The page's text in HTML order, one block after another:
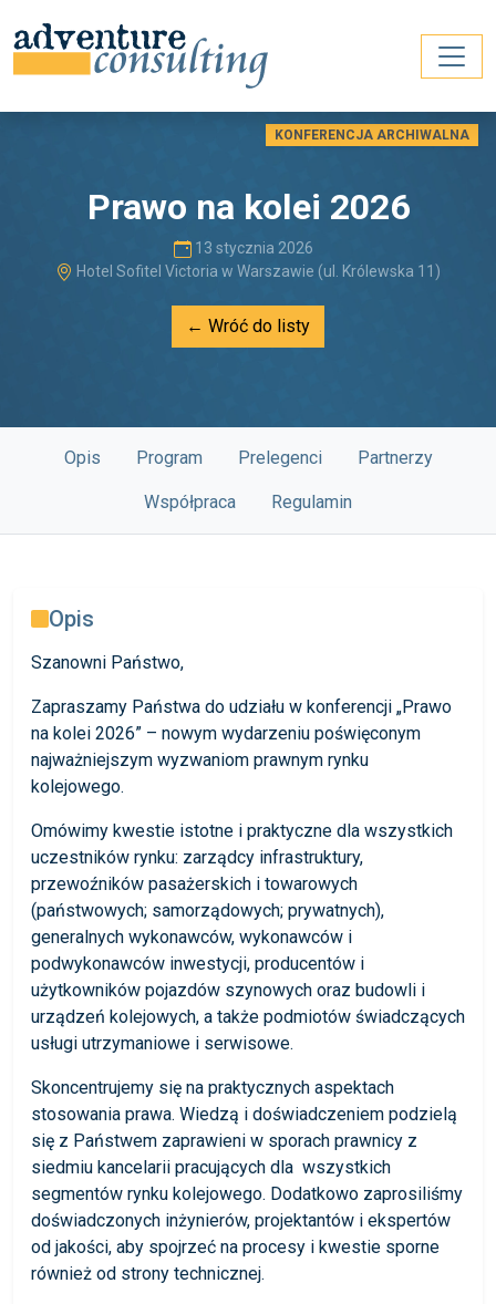
KONFERENCJA ARCHIWALNA
Prawo na kolei 2026
13 stycznia 2026
Hotel Sofitel Victoria w Warszawie (ul. Królewska 11)
← Wróć do listy
Opis Program Prelegenci Partnerzy
Współpraca Regulamin
Opis
Szanowni Państwo,
Zapraszamy Państwa do udziału w konferencji „Prawo
na kolei 2026” – nowym wydarzeniu poświęconym
najważniejszym wyzwaniom prawnym rynku
kolejowego.
Omówimy kwestie istotne i praktyczne dla wszystkich
uczestników rynku: zarządcy infrastruktury,
przewoźników pasażerskich i towarowych
(państwowych; samorządowych; prywatnych),
generalnych wykonawców, wykonawców i
podwykonawców inwestycji, producentów i
użytkowników pojazdów szynowych oraz budowli i
urządzeń kolejowych, a także podmiotów świadczących
usługi utrzymaniowe i serwisowe.
Skoncentrujemy się na praktycznych aspektach
stosowania prawa. Wiedzą i doświadczeniem podzielą
się z Państwem zaprawieni w sporach prawnicy z
siedmiu kancelarii pracujących dla wszystkich
segmentów rynku kolejowego. Dodatkowo zaprosiliśmy
doświadczonych inżynierów, projektantów i ekspertów
od jakości, aby spojrzeć na procesy i kwestie sporne
również od strony technicznej.